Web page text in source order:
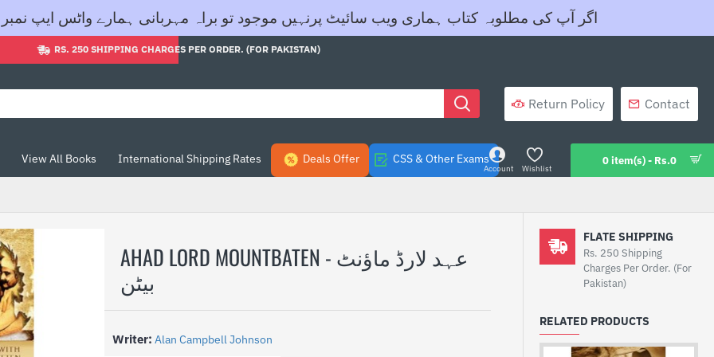
اگر آپ کی مطلوبہ کتاب ہماری ویب سائیٹ پرنہیں موجود تو براہ مہربانی ہمارے واٹس ایپ نمبر 03455605604 پر رابطہ کریں- شکریہ
RS. 250 SHIPPING CHARGES PER ORDER. (FOR PAKISTAN)
Return Policy Contact
View All Books International Shipping Rates Deals Offer CSS & Other Exams
Account Wishlist
0 item(s) - Rs.0
AHAD LORD MOUNTBATEN - عہد لارڈ ماؤنٹ
بیٹن
Writer: Alan Campbell Johnson
FLATE SHIPPING
Rs. 250 Shipping
Charges Per Order. (For
Pakistan)
RELATED PRODUCTS